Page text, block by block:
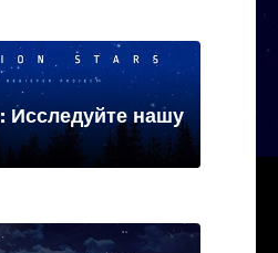
Исследуйте нашу